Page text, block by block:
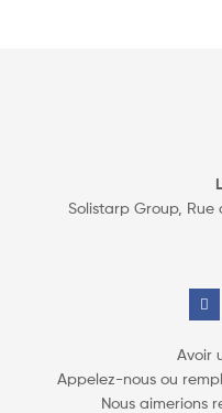
Solistarp Group, Rue
Avoir
Appelez-nous ou
Nous aimerions